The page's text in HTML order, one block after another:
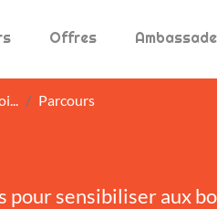
Offres
Parcours
sensibiliser aux